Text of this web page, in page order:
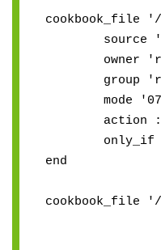
cookbook_file '/
source 'efs-
owner
group
mode
action
only_if {
end
cookbook_file '/
source
owner